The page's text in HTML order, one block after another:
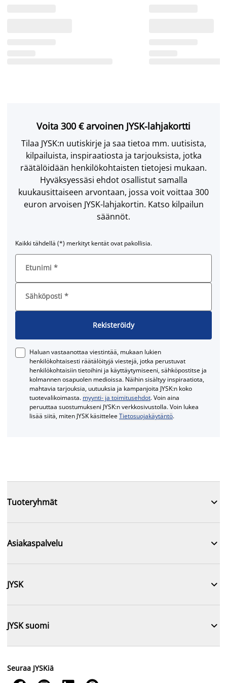
Voita 300 € arvoinen JYSK-lahjakortti
Tilaa JYSK:n uutiskirje ja saa tietoa mm. uutisista,
kilpailuista, inspiraatiosta ja tarjouksista, jotka
räätälöidään henkilökohtaisten tietojesi mukaan.
Hyväksyessäsi ehdot osallistut samalla
kuukausittaiseen arvontaan, jossa voit voittaa 300
euron arvoisen JYSK-lahjakortin. Katso kilpailun
säännöt.
Kaikki tähdellä (*) merkityt kentät ovat pakollisia.
Etunimi *
Sähköposti *
Rekisteröidy
Haluan vastaanottaa viestintää, mukaan lukien
henkilökohtaisesti räätälöityjä viestejä, jotka perustuvat
henkilökohtaisiin tietoihini ja käyttäytymiseeni, sähköpostitse ja
kolmannen osapuolen medioissa. Näihin sisältyy inspiraatiota,
mahtavia tarjouksia, uutuuksia ja kampanjoita JYSK:n koko
tuotevalikoimasta. myynti- ja toimitusehdot. Voin aina
peruuttaa suostumukseni JYSK:n verkkosivustolla. Voin lukea
lisää siitä, miten JYSK käsitteleeTietosuojakäytäntö.
Tuoteryhmät 
Asiakaspalvelu 
JYSK 
JYSK suomi 
Seuraa JYSKiä